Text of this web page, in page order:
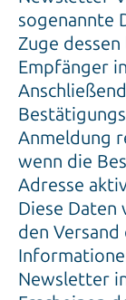
sogenannte
Zuge
Empfänger
Anmeldung
wenn die
Adresse
Diese Daten
den
Newsletter